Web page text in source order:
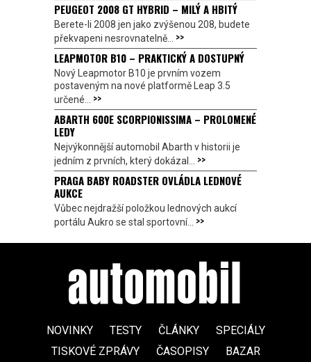
PEUGEOT 2008 GT HYBRID – MILÝ A HBITÝ
Berete-li 2008 jen jako zvýšenou 208, budete
překvapeni nesrovnatelně... >>
LEAPMOTOR B10 – PRAKTICKÝ A DOSTUPNÝ
Nový Leapmotor B10 je prvním vozem
postaveným na nové platformě Leap 3.5
určené... >>
ABARTH 600E SCORPIONISSIMA – PROLOMENÉ
LEDY
Nejvýkonnější automobil Abarth v historii je
jedním z prvních, který dokázal... >>
PRAGA BABY ROADSTER OVLÁDLA LEDNOVÉ
AUKCE
Vůbec nejdražší položkou lednových aukcí
portálu Aukro se stal sportovní... >>
NOVINKY TESTY ČLÁNKY
SPECIÁLY
TISKOVÉ ZPRÁVY
ČASOPISY BAZAR